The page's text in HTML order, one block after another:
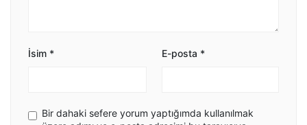
İsim * E-posta *
Bir dahaki sefere yorum yaptığımda kullanılmak